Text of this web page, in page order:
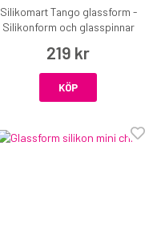
Silikomart Tango glassform -
Silikonform och glasspinnar
219 kr
KÖP